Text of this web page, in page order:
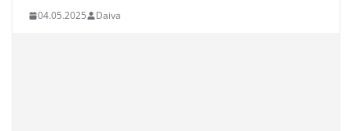
04.05.2025 Daiva